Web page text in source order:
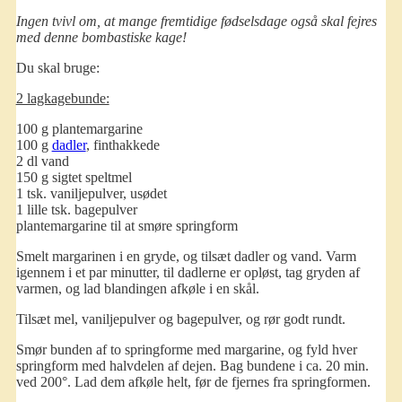
Ingen tvivl om, at mange fremtidige fødselsdage også skal fejres
med denne bombastiske kage!
Du skal bruge:
2 lagkagebunde:
100 g plantemargarine
100 g dadler, finthakkede
2 dl vand
150 g sigtet speltmel
1 tsk. vaniljepulver, usødet
1 lille tsk. bagepulver
plantemargarine til at smøre springform
Smelt margarinen i en gryde, og tilsæt dadler og vand. Varm
igennem i et par minutter, til dadlerne er opløst, tag gryden af
varmen, og lad blandingen afkøle i en skål.
Tilsæt mel, vaniljepulver og bagepulver, og rør godt rundt.
Smør bunden af to springforme med margarine, og fyld hver
springform med halvdelen af dejen. Bag bundene i ca. 20 min.
ved 200°. Lad dem afkøle helt, før de fjernes fra springformen.